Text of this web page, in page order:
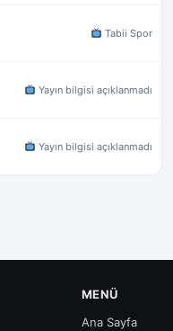
Tabii Spor
Yayın bilgisi açıklanmadı
Yayın bilgisi açıklanmadı
MENÜ
Ana Sayfa